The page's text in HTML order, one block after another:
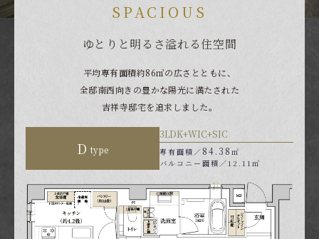
SPACIOUS
ゆとりと明るさ溢れる住空間
平均専有面積約86㎡の広さとともに、
全邸南西向きの豊かな陽光に満たされた
吉祥寺邸宅を追求しました。
D type
3LDK+WIC+SIC
専有面積／ 84.38 ㎡
バルコニー面積／12.11㎡